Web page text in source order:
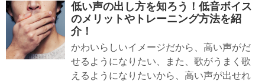
低い声の出し方を知ろう！低音ボイス
のメリットやトレーニング方法を紹
介！
かわいらしいイメージだから、高い声がだ
せるようになりたい、また、歌がうまく歌
えるようになりたいから、高い声が出せれ